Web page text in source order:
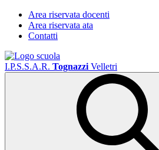
Area riservata docenti
Area riservata ata
Contatti
I.P.S.S.A.R. Tognazzi Velletri